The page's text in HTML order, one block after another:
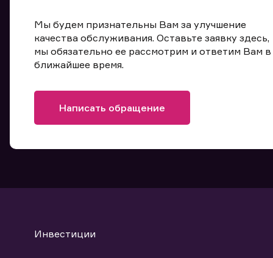
Мы будем признательны Вам за улучшение
качества обслуживания. Оставьте заявку здесь,
мы обязательно ее рассмотрим и ответим Вам в
ближайшее время.
Написать обращение
Инвестиции